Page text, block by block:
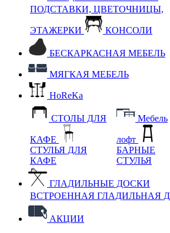
ПОДСТАВКИ, ЦВЕТОЧНИЦЫ,
ЭТАЖЕРКИ КОНСОЛИ
БЕСКАРКАСНАЯ МЕБЕЛЬ
МЯГКАЯ МЕБЕЛЬ
HoReKa
СТОЛЫ ДЛЯ
КАФЕ
СТУЛЬЯ ДЛЯ
КАФЕ
Мебель
лофт
БАРНЫЕ
СТУЛЬЯ
ГЛАДИЛЬНЫЕ ДОСКИ
ВСТРОЕННАЯ ГЛАДИЛЬНАЯ
АКЦИИ